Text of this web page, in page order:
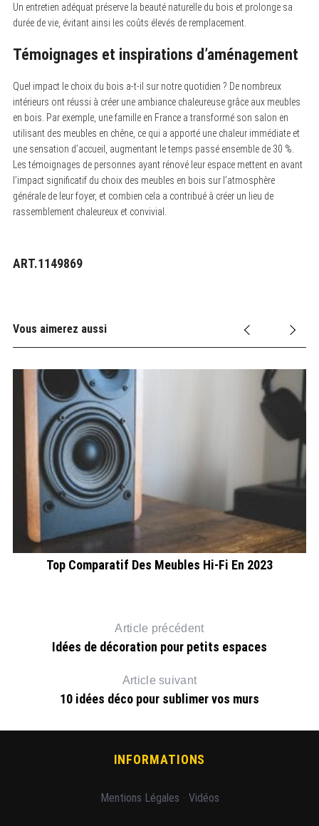
Un entretien adéquat préserve la beauté naturelle du bois et prolonge sa
durée de vie, évitant ainsi les coûts élevés de remplacement.
Témoignages et inspirations d’aménagement
Quel impact le choix du bois a-t-il sur notre quotidien ? De nombreux
intérieurs ont réussi à créer une ambiance chaleureuse grâce aux meubles
en bois. Par exemple, une famille en France a transformé son salon en
utilisant des meubles en chêne, ce qui a apporté une chaleur immédiate et
une sensation d’accueil, augmentant le temps passé ensemble de 30 %.
Les témoignages de personnes ayant rénové leur espace mettent en avant
l’impact significatif du choix des meubles en bois sur l’atmosphère
générale de leur foyer, et combien cela a contribué à créer un lieu de
rassemblement chaleureux et convivial.
ART.1149869
Vous aimerez aussi
Top Comparatif Des Meubles Hi-Fi En 2023
Article précédent
Idées de décoration pour petits espaces
Article suivant
10 idées déco pour sublimer vos murs
INFORMATIONS
Mentions Légales Vidéos